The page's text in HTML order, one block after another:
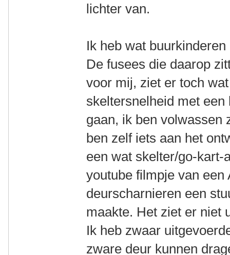
lichter van.
Ik heb wat
De fusees die daarop
voor mij, ziet er toch
skeltersnelheid met
gaan, ik ben volwassen
ben zelf iets aan het
een wat skelter/go-kart-
youtube filmpje van
deurscharnieren een
maakte. Het ziet er niet
Ik heb zwaar
zware deur kunnen